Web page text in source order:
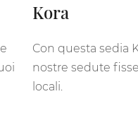
Kora
Con questa sedia
nostre sedute
locali.